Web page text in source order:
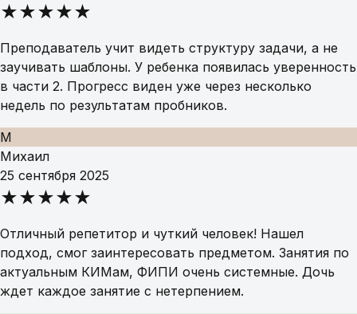
★★★★★
Преподаватель учит видеть структуру задачи, а не
заучивать шаблоны. У ребенка появилась уверенность
в части 2. Прогресс виден уже через несколько
недель по результатам пробников.
М
Михаил
25 сентября 2025
★★★★★
Отличный репетитор и чуткий человек! Нашел
подход, смог заинтересовать предметом. Занятия по
актуальным КИМам, ФИПИ очень системные. Дочь
ждет каждое занятие с нетерпением.